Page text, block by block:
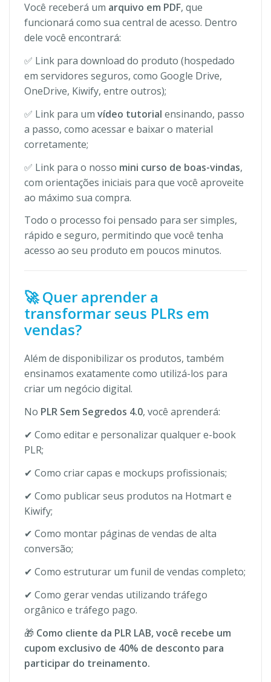
Você receberá um arquivo em PDF, que
funcionará como sua central de acesso. Dentro
dele você encontrará:
✅ Link para download do produto (hospedado
em servidores seguros, como Google Drive,
OneDrive, Kiwify, entre outros);
✅ Link para um vídeo tutorial ensinando, passo
a passo, como acessar e baixar o material
corretamente;
✅ Link para o nosso mini curso de boas-vindas,
com orientações iniciais para que você aproveite
ao máximo sua compra.
Todo o processo foi pensado para ser simples,
rápido e seguro, permitindo que você tenha
acesso ao seu produto em poucos minutos.
🚀 Quer aprender a
transformar seus PLRs em
vendas?
Além de disponibilizar os produtos, também
ensinamos exatamente como utilizá-los para
criar um negócio digital.
No PLR Sem Segredos 4.0, você aprenderá:
✔ Como editar e personalizar qualquer e-book
PLR;
✔ Como criar capas e mockups profissionais;
✔ Como publicar seus produtos na Hotmart e
Kiwify;
✔ Como montar páginas de vendas de alta
conversão;
✔ Como estruturar um funil de vendas completo;
✔ Como gerar vendas utilizando tráfego
orgânico e tráfego pago.
🎁 Como cliente da PLR LAB, você recebe um
cupom exclusivo de 40% de desconto para
participar do treinamento.